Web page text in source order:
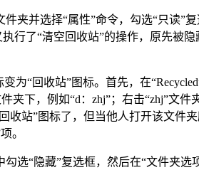
夹并选择“属性”命令，勾选“只读”
行了“清空回收站”的操作，原先被
“回收站”图标。首先，在
下，例如“d：zhj”；右击“zhj”文件
站”图标了，但当他人打开该文件
。
选“隐藏”复选框，然后在“文件夹